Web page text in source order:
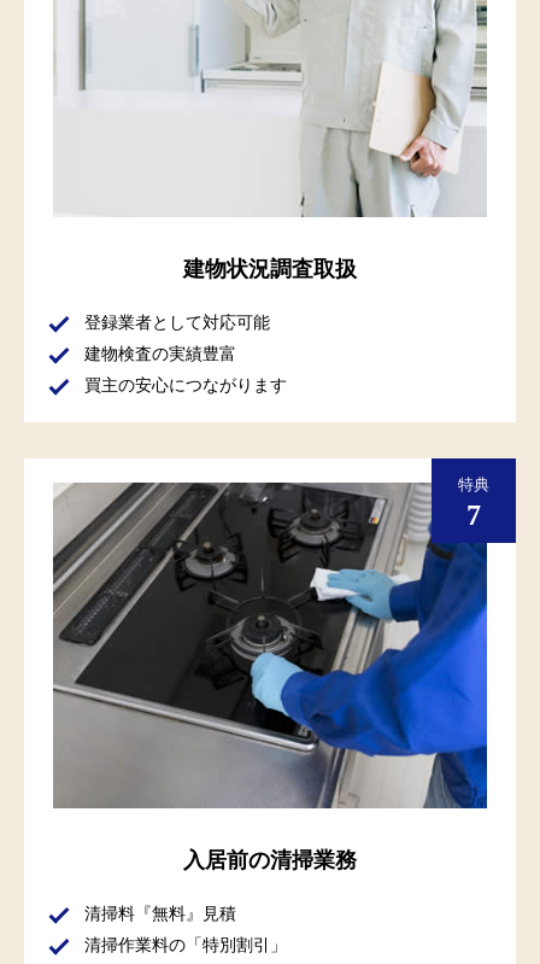
建物状況調査取扱
登録業者として対応可能
建物検査の実績豊富
買主の安心につながります
入居前の清掃業務
清掃料『無料』見積
清掃作業料の「特別割引」